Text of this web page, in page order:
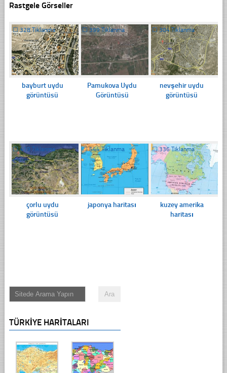
Rastgele Görseller
☐328 Tıklanma
bayburt uydu
görüntüsü
☐ 399 Tıklanma
Pamukova Uydu
Görüntüsü
☐304 Tıklanma
nevşehir uydu
görüntüsü
☐419 Tıklanma
çorlu uydu
görüntüsü
☐544 Tıklanma
japonya haritası
☐336 Tıklanma
kuzey amerika
haritası
TÜRKIYE HARITALARI